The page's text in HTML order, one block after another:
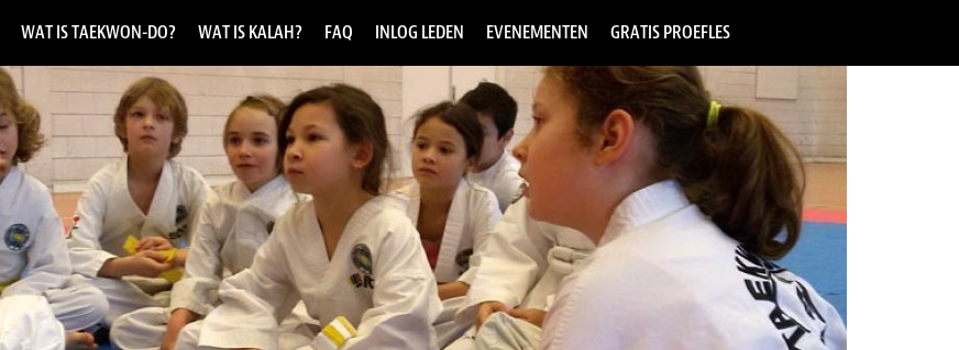
WAT IS TAEKWON-DO? WAT IS KALAH? FAQ INLOG LEDEN EVENEMENTEN GRATIS PROEFLES